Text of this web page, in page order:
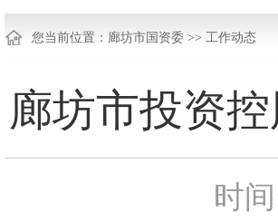
您当前位置： 廊坊市国资委 >> 工作动态
廊坊市投资
时